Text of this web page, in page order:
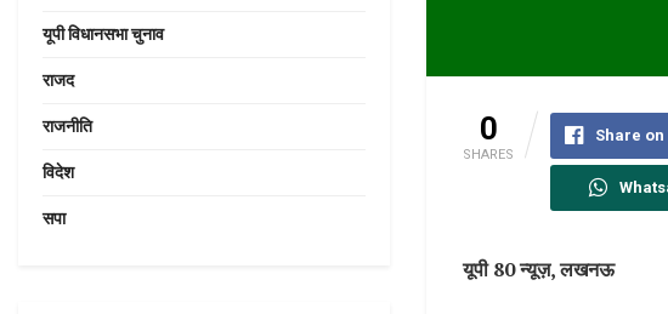
0
SHARES
Share
यूपी 80 न्यूज़, लखनऊ
यूपी विधानसभा चुनाव
राजद
राजनीति
विदेश
सपा